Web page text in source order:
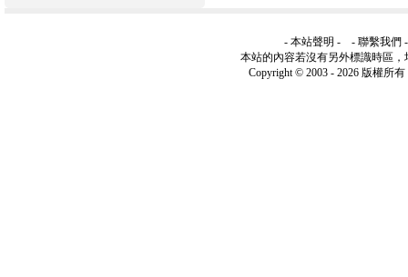
- 本站聲明 - - 聯繫我們
本站的內容若沒有另外標識時區，
Copyright © 2003 - 2026 版權所有